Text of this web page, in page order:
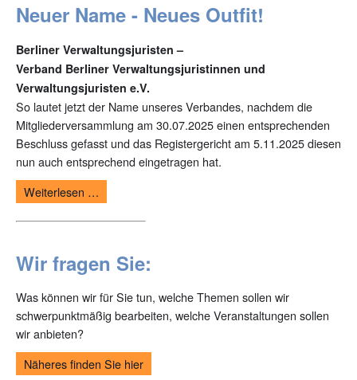
Neuer Name - Neues Outfit!
Berliner Verwaltungsjuristen –
Verband Berliner Verwaltungsjuristinnen und
Verwaltungsjuristen e.V.
So lautet jetzt der Name unseres Verbandes, nachdem die
Mitgliederversammlung am 30.07.2025 einen entsprechenden
Beschluss gefasst und das Registergericht am 5.11.2025 diesen
nun auch entsprechend eingetragen hat.
Weiterlesen …
Wir fragen Sie:
Was können wir für Sie tun, welche Themen sollen wir
schwerpunktmäßig bearbeiten, welche Veranstaltungen sollen
wir anbieten?
Näheres finden Sie hier